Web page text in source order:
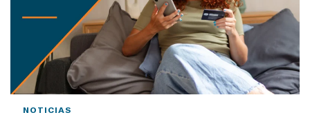
NOTICIAS